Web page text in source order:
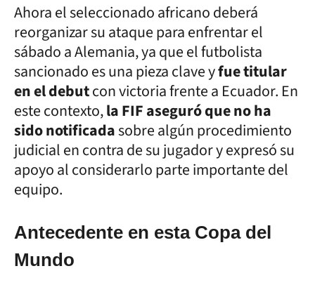
Ahora el seleccionado africano deberá
reorganizar su ataque para enfrentar el
sábado a Alemania, ya que el futbolista
sancionado es una pieza clave yfue titular
en el debutcon victoria frente a Ecuador. En
este contexto,la FIF aseguró que no ha
sido notificadasobre algún procedimiento
judicial en contra de su jugador y expresó su
apoyo al considerarlo parte importante del
equipo.
Antecedente en esta Copa del
Mundo